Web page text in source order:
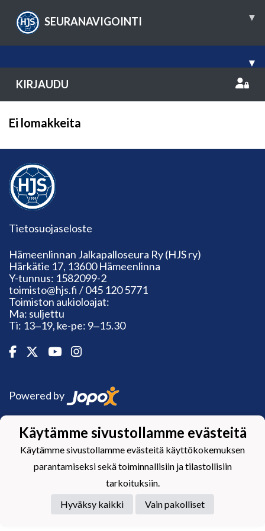
SEURANAVIGOINTI ▾
▾
KIRJAUDU
Ei lomakkeita
Tietosuojaseloste
Hämeenlinnan Jalkapalloseura Ry (HJS ry)
Härkätie 17, 13600 Hämeenlinna
Y-tunnus: 1582099-2
toimisto@hjs.fi / 045 120 5771
Toimiston aukioloajat:
Ma: suljettu
Ti: 13‒19, ke-pe: 9‒15.30
Powered by
Käytämme sivustollamme evästeitä
Käytämme sivustollamme evästeitä käyttökokemuksen
parantamiseksi sekä toiminnallisiin ja tilastollisiin
tarkoituksiin.
Hyväksy kaikki
Vain pakolliset